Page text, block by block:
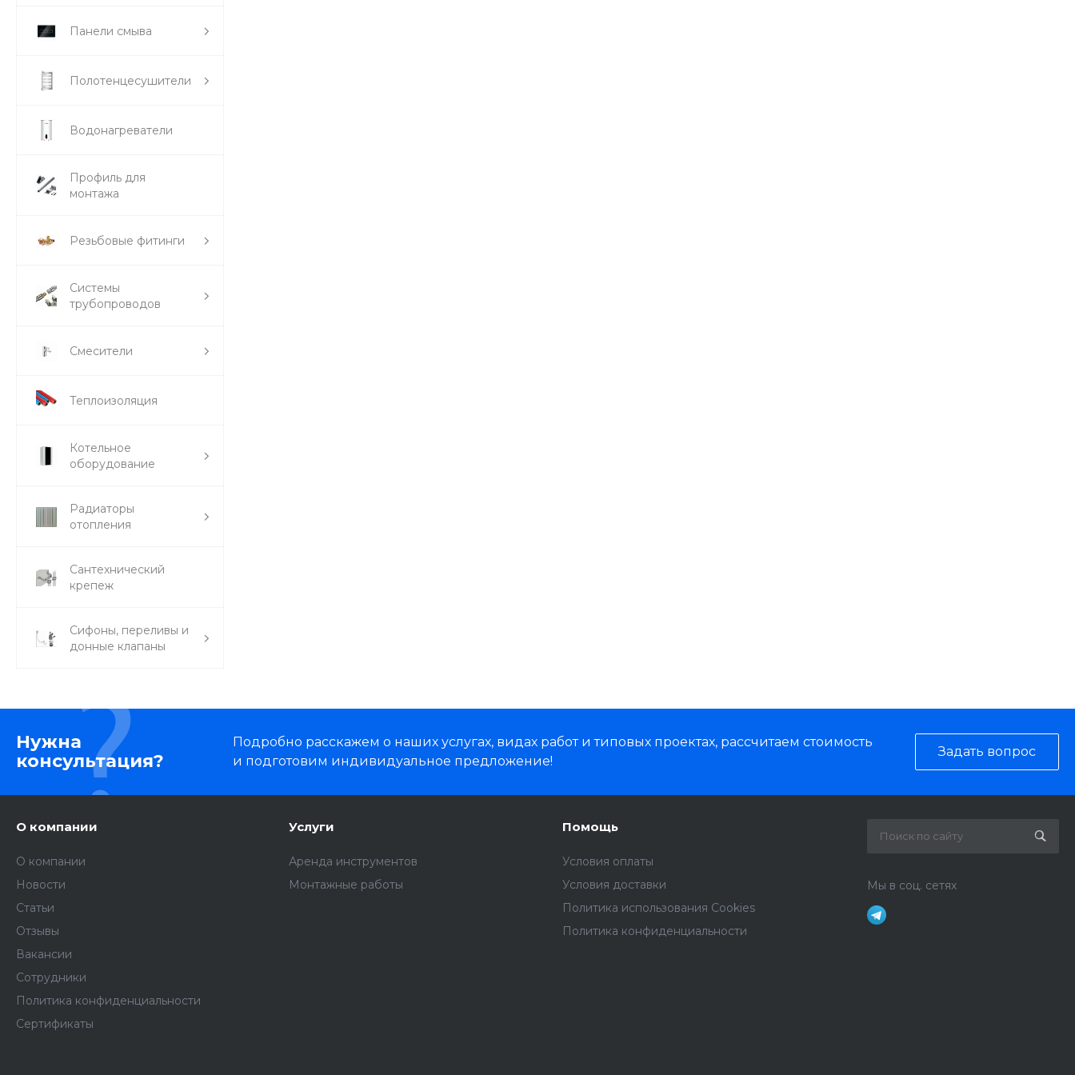
Панели смыва
Полотенцесушители
Водонагреватели
Профиль для
монтажа
Резьбовые фитинги
Системы
трубопроводов
Смесители
Теплоизоляция
Котельное
оборудование
Радиаторы
отопления
Сантехнический
крепеж
Сифоны, переливы и
донные клапаны
Нужна
консультация?
Подробно расскажем о наших услугах, видах работ и типовых проектах, рассчитаем стоимость
и подготовим индивидуальное предложение!
Задать вопрос
О компании
О компании
Новости
Статьи
Отзывы
Вакансии
Сотрудники
Политика конфиденциальности
Сертификаты
Услуги
Аренда инструментов
Монтажные работы
Помощь
Условия оплаты
Условия доставки
Политика использования Cookies
Политика конфиденциальности
Мы в соц. сетях